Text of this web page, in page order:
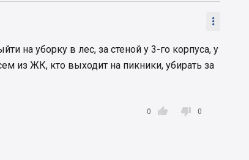

на уборку в лес, за стеной у 3-го корпуса, у
из ЖК, кто выходит на пикники, убирать за

0  0